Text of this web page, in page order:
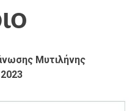
Μυτιλήνης